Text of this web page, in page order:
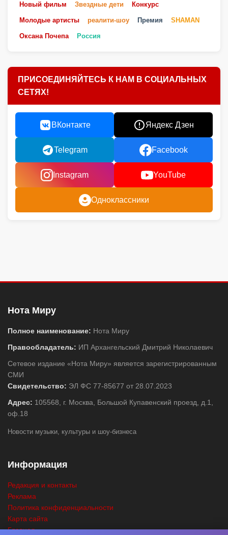
Новый фильм Звездные дети Конкурс
Молодые артисты реалити-шоу Премия SHAMAN
Оксана Почепа Россия
ПРИСОЕДИНЯЙТЕСЬ К НАМ В СОЦИАЛЬНЫХ
СЕТЯХ!
ВКонтакте Яндекс Дзен
Telegram Facebook
Instagram YouTube
Одноклассники
Нота Миру
Полное наименование: Нота Миру
Правообладатель: ИП Архангельский Дмитрий Николаевич
Сетевое издание «Нота Миру» является зарегистрированным
СМИ
Свидетельство: ЭЛ ФС 77-85677 от 28.07.2023
Адрес: 105568, г. Москва, Большой Купавенский проезд, д.1,
оф.18
Новости музыки, культуры и шоу-бизнеса
Информация
Редакция и контакты
Реклама
Политика конфиденциальности
Карта сайта
Главная